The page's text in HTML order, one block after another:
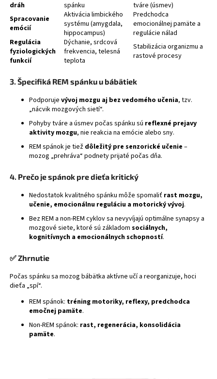
dráh
spánku
tváre (úsmev)
Spracovanie
emócií
Aktivácia limbického
systému (amygdala,
hippocampus)
Predchodca
emocionálnej pamäte a
regulácie nálad
Regulácia
fyziologických
funkcií
Dýchanie, srdcová
frekvencia, telesná
teplota
Stabilizácia organizmu a
rastové procesy
3. Špecifiká REM spánku u bábätiek
Podporuje vývoj mozgu aj bez vedomého učenia, tzv.
„nácvik mozgových sietí“.
Pohyby tváre a úsmev počas spánku sú reflexné prejavy
aktivity mozgu, nie reakcia na emócie alebo sny.
REM spánok je tiež dôležitý pre senzorické učenie –
mozog „prehráva“ podnety prijaté počas dňa.
4. Prečo je spánok pre dieťa kritický
Nedostatok kvalitného spánku môže spomaliť rast mozgu,
učenie, emocionálnu reguláciu a motorický vývoj.
Bez REM a non-REM cyklov sa nevyvíjajú optimálne synapsy a
mozgové siete, ktoré sú základom sociálnych,
kognitívnych a emocionálnych schopností.
✅ Zhrnutie
Počas spánku sa mozog bábätka aktívne učí a reorganizuje, hoci
dieťa „spí“.
REM spánok: tréning motoriky, reflexy, predchodca
emočnej pamäte.
Non-REM spánok: rast, regenerácia, konsolidácia
pamäte.